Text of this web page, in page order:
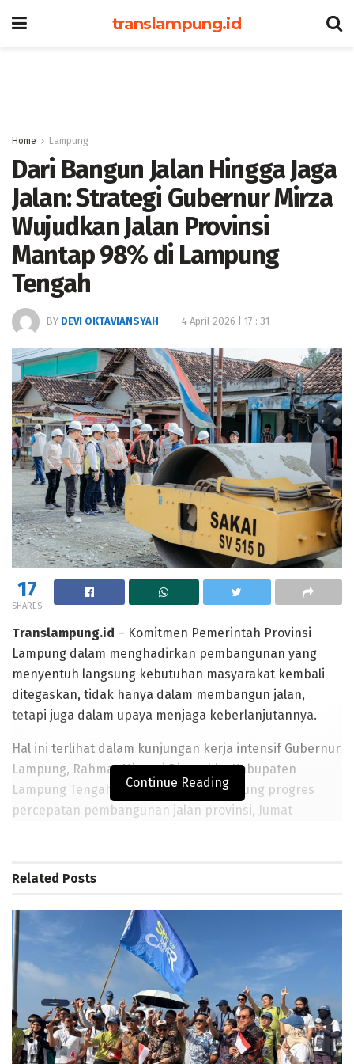
translampung.id
Home Lampung
Dari Bangun Jalan Hingga Jaga
Jalan: Strategi Gubernur Mirza
Wujudkan Jalan Provinsi
Mantap 98% di Lampung
Tengah
BY DEVI OKTAVIANSYAH 4 April 2026 | 17 : 31
17
SHARES
Translampung.id – Komitmen Pemerintah Provinsi
Lampung dalam menghadirkan pembangunan yang
menyentuh langsung kebutuhan masyarakat kembali
ditegaskan, tidak hanya dalam membangun jalan,
tetapi juga dalam upaya menjaga keberlanjutannya.
Hal ini terlihat dalam kunjungan kerja intensif Gubernur
Lampung, Rahmat Mirzani Djausal ke Kabupaten
Lampung Tengah untuk meninjau langsung progres
percepatan pembangunan jalan provinsi, Jumat
pembangunan infrastruktur jalan Tahun Anggaran 2026
Langkah nyata ini dilakukan dengan peninjauan proses
pengerjaan pembangunan ruas jalan Kalirejo–Bangun
Rejo di Kecamatan Kalirejo, Lampung Tengah, sebagai
bagian dari upaya membangun konektivitas sekaligus
membangun pertumbuhan ekonomi warga.
BACA JUGA
Continue Reading
Related Posts